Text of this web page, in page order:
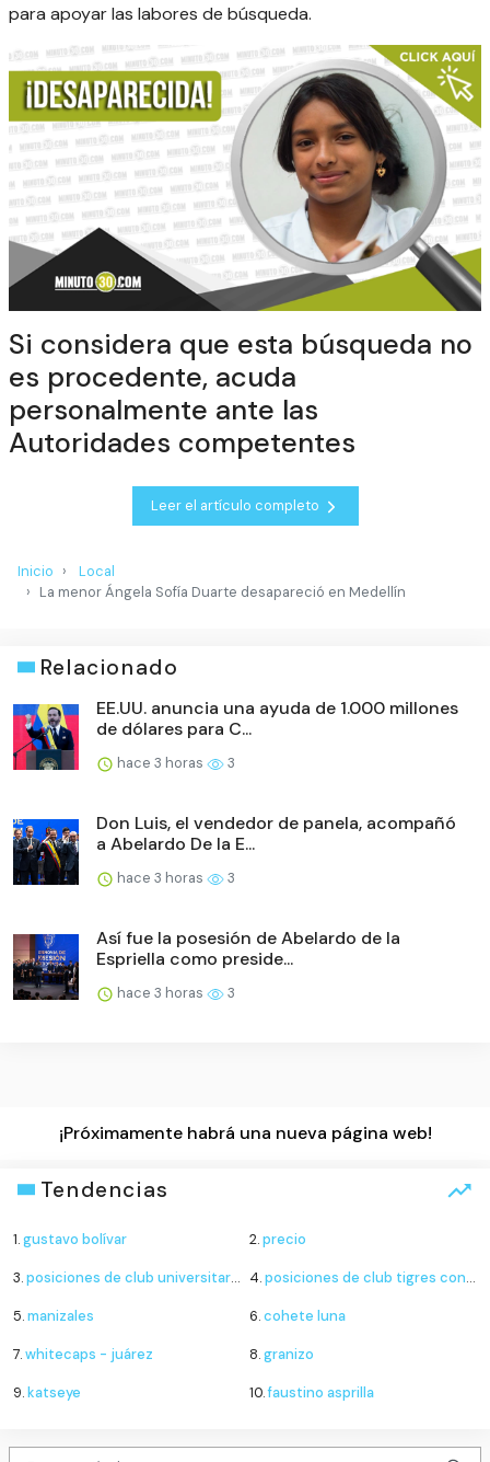
para apoyar las labores de búsqueda.
Si considera que esta búsqueda no
es procedente, acuda
personalmente ante las
Autoridades competentes
Leer el artículo completo
Inicio
Local
La menor Ángela Sofía Duarte desapareció en Medellín
Relacionado
EE.UU. anuncia una ayuda de 1.000 millones
de dólares para C...
hace 3 horas 3
Don Luis, el vendedor de panela, acompañó
a Abelardo De la E...
hace 3 horas 3
Así fue la posesión de Abelardo de la
Espriella como preside...
hace 3 horas 3
¡Próximamente habrá una nueva página web!
Tendencias
1.gustavo bolívar 2.precio
3.posiciones de club universitario de deportes contra sporting cristal 4.posiciones de club tigres contra minnesota united
5.manizales 6.cohete luna
7.whitecaps - juárez 8.granizo
9.katseye 10.faustino asprilla